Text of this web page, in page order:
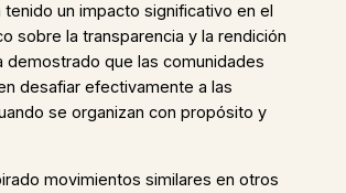
un impacto significativo en el
sobre la transparencia y la rendición
demostrado que las comunidades
desafiar efectivamente a las
se organizan con propósito y
movimientos similares en otros